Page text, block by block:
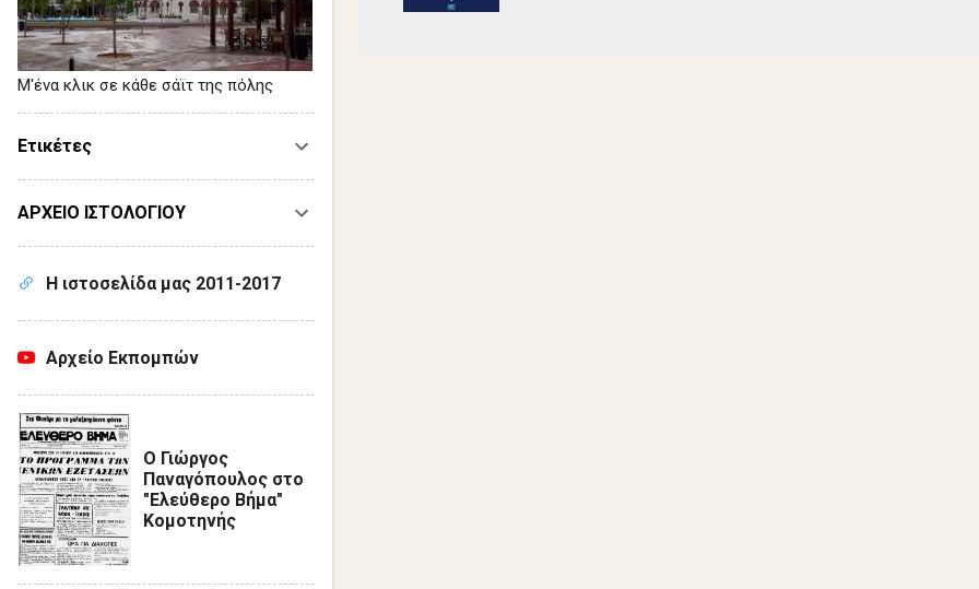
Μ'ένα κλικ σε κάθε σάϊτ της πόλης
Ετικέτες
ΑΡΧΕΙΟ ΙΣΤΟΛΟΓΙΟΥ
Η ιστοσελίδα μας 2011-2017
Αρχείο Εκπομπών
Ο Γιώργος
Παναγόπουλος στο
"Ελεύθερο Βήμα"
Κομοτηνής